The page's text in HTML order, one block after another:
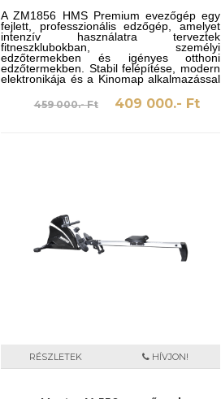
A ZM1856 HMS Premium evezőgép egy
fejlett, professzionális edzőgép, amelyet
intenzív használatra terveztek
fitneszklubokban, személyi
edzőtermekben és igényes otthoni
edzőtermekben. Stabil felépítése, modern
elektronikája és a Kinomap alkalmazással
való kompatibilitása sokoldalú, teljes testet
edző megoldássá teszi.
459 000.- Ft 409 000.- Ft
RÉSZLETEK HÍVJON!